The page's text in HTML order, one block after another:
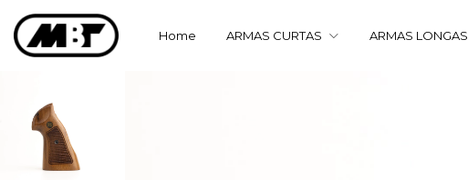
Home ARMAS CURTAS ARMAS LONGAS